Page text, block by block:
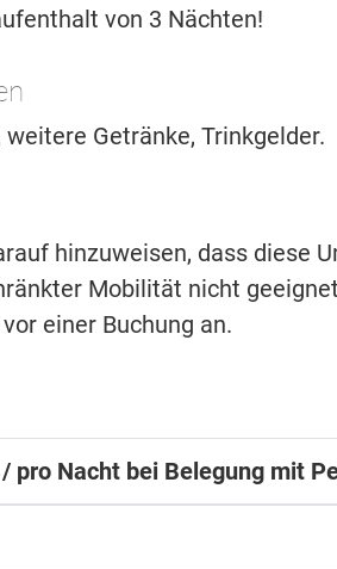
von 3 Nächten!
Getränke, Trinkgelder.
hinzuweisen, dass diese
Mobilität nicht
einer Buchung an.
pro Nacht bei Belegung mit